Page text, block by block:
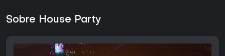
Sobre House Party